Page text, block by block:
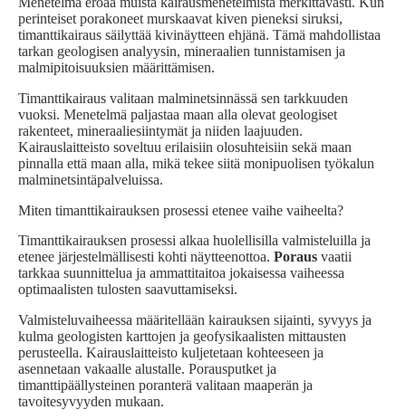
perinteiset porakoneet murskaavat kiven pieneksi siruksi,
timanttikairaus säilyttää kivinäytteen ehjänä. Tämä mahdollistaa
tarkan geologisen analyysin, mineraalien tunnistamisen ja
malmipitoisuuksien määrittämisen.
Timanttikairaus valitaan malminetsinnässä sen tarkkuuden
vuoksi. Menetelmä paljastaa maan alla olevat geologiset
rakenteet, mineraaliesiintymät ja niiden laajuuden.
Kairauslaitteisto soveltuu erilaisiin olosuhteisiin sekä maan
pinnalla että maan alla, mikä tekee siitä monipuolisen työkalun
malminetsintäpalveluissa.
Miten timanttikairauksen prosessi etenee vaihe vaiheelta?
Timanttikairauksen prosessi alkaa huolellisilla valmisteluilla ja
etenee järjestelmällisesti kohti näytteenottoa. Poraus vaatii
tarkkaa suunnittelua ja ammattitaitoa jokaisessa vaiheessa
optimaalisten tulosten saavuttamiseksi.
Valmisteluvaiheessa määritellään kairauksen sijainti, syvyys ja
kulma geologisten karttojen ja geofysikaalisten mittausten
perusteella. Kairauslaitteisto kuljetetaan kohteeseen ja
asennetaan vakaalle alustalle. Porausputket ja
timanttipäällysteinen poranterä valitaan maaperän ja
tavoitesyvyyden mukaan.